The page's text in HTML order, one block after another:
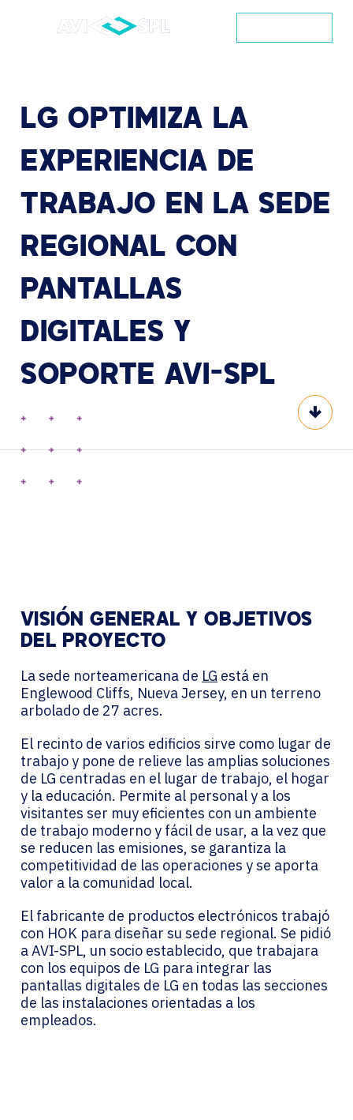
LG OPTIMIZA LA
EXPERIENCIA DE
TRABAJO EN LA SEDE
REGIONAL CON
PANTALLAS
DIGITALES Y
SOPORTE AVI-SPL
Scroll
VISIÓN GENERAL Y OBJETIVOS
DEL PROYECTO
La sede norteamericana de LG está en
Englewood Cliffs, Nueva Jersey, en un terreno
arbolado de 27 acres.
El recinto de varios edificios sirve como lugar de
trabajo y pone de relieve las amplias soluciones
de LG centradas en el lugar de trabajo, el hogar
y la educación. Permite al personal y a los
visitantes ser muy eficientes con un ambiente
de trabajo moderno y fácil de usar, a la vez que
se reducen las emisiones, se garantiza la
competitividad de las operaciones y se aporta
valor a la comunidad local.
El fabricante de productos electrónicos trabajó
con HOK para diseñar su sede regional. Se pidió
a AVI-SPL, un socio establecido, que trabajara
con los equipos de LG para integrar las
pantallas digitales de LG en todas las secciones
de las instalaciones orientadas a los
empleados.